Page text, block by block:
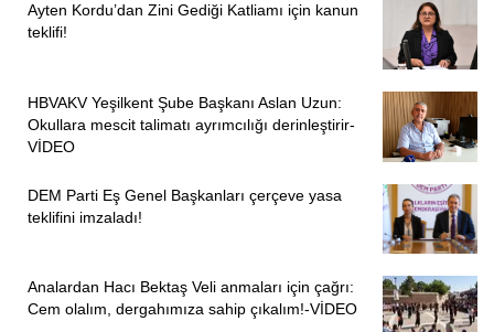
Ayten Kordu’dan Zini Gediği Katliamı için kanun
teklifi!
HBVAKV Yeşilkent Şube Başkanı Aslan Uzun:
Okullara mescit talimatı ayrımcılığı derinleştirir-
VİDEO
DEM Parti Eş Genel Başkanları çerçeve yasa
teklifini imzaladı!
Analardan Hacı Bektaş Veli anmaları için çağrı:
Cem olalım, dergahımıza sahip çıkalım!-VİDEO